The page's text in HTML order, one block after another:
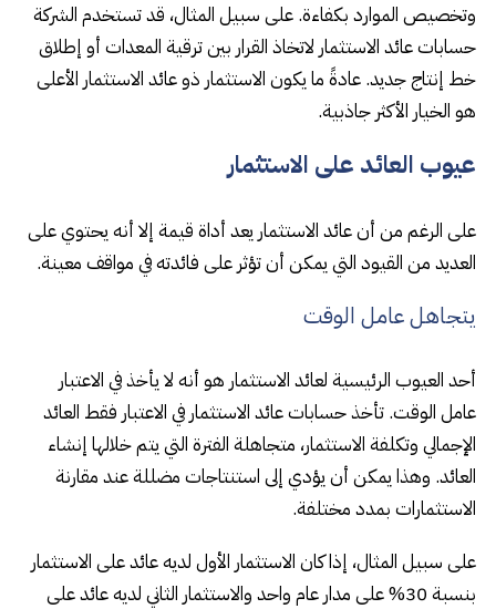
وتخصيص الموارد بكفاءة. على سبيل المثال، قد تستخدم الشركة
حسابات عائد الاستثمار لاتخاذ القرار بين ترقية المعدات أو إطلاق
خط إنتاج جديد. عادةً ما يكون الاستثمار ذو عائد الاستثمار الأعلى
هو الخيار الأكثر جاذبية.
عيوب العائد على الاستثمار
على الرغم من أن عائد الاستثمار يعد أداة قيمة إلا أنه يحتوي على
العديد من القيود التي يمكن أن تؤثر على فائدته في مواقف معينة.
يتجاهل عامل الوقت
أحد العيوب الرئيسية لعائد الاستثمار هو أنه لا يأخذ في الاعتبار
عامل الوقت. تأخذ حسابات عائد الاستثمار في الاعتبار فقط العائد
الإجمالي وتكلفة الاستثمار، متجاهلة الفترة التي يتم خلالها إنشاء
العائد. وهذا يمكن أن يؤدي إلى استنتاجات مضللة عند مقارنة
الاستثمارات بمدد مختلفة.
على سبيل المثال، إذا كان الاستثمار الأول لديه عائد على الاستثمار
بنسبة 30% على مدار عام واحد والاستثمار الثاني لديه عائد على